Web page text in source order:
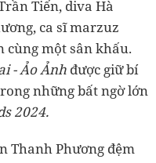
Tiến, diva Hà
ca sĩ marzuz
cùng một sân khấu.
- Ảo Ảnh được giữ bí
những bất ngờ lớn
2024.
Thanh Phương đệm